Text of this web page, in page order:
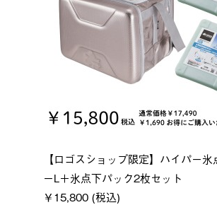
【ロゴスショップ限定】ハイパー
ーL＋氷点下パック2枚セット
￥15,800 (税込)